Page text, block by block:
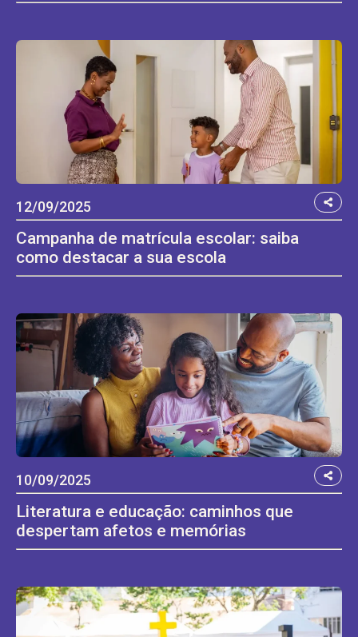
12/09/2025
Campanha de matrícula escolar: saiba
como destacar a sua escola
10/09/2025
Literatura e educação: caminhos que
despertam afetos e memórias